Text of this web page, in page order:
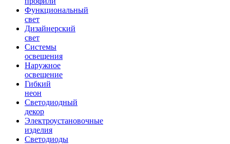
Функциональный
свет
Дизайнерский
свет
Системы
освещения
Наружное
освещение
Гибкий
неон
Светодиодный
декор
Электроустановочные
изделия
Светодиоды